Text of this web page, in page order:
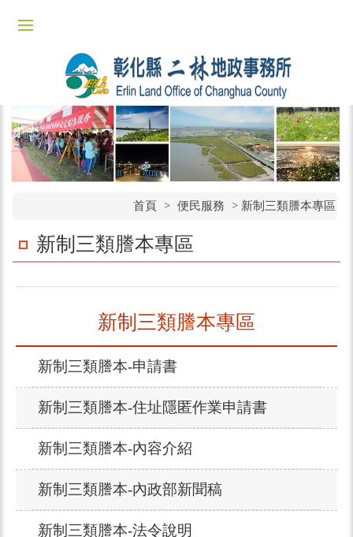
首頁 > 便民服務 > 新制三類謄本專區
新制三類謄本專區
新制三類謄本專區
新制三類謄本-申請書
新制三類謄本-住址隱匿作業申請書
新制三類謄本-內容介紹
新制三類謄本-內政部新聞稿
新制三類謄本-法令說明